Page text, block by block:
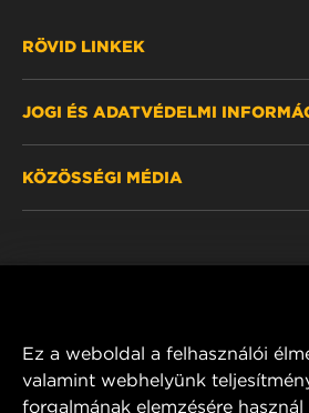
RÖVID LINKEK
HOL KAPHATÓ
JOGI ÉS ADATVÉDELMI
KÖZÖSSÉGI MÉDIA
Ez a weboldal a felhasználói
valamint webhelyünk
forgalmának elemzésére használ